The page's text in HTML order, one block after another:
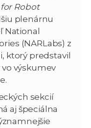
Robot
plenárnu
National
(NARLabs) z
ktorý predstavil
výskumev
sekcií
aj špeciálna